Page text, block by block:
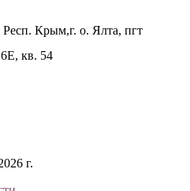
Крым,г. о. Ялта, пгт
кв. 54
г.